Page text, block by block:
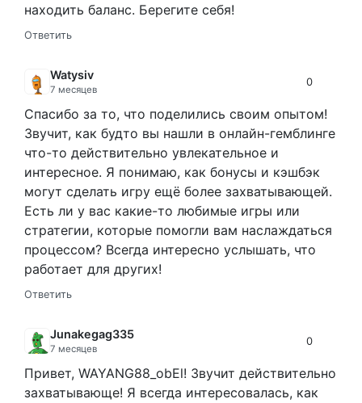
находить баланс. Берегите себя!
Ответить
Watysiv
7 месяцев
0
Спасибо за то, что поделились своим опытом!
Звучит, как будто вы нашли в онлайн-гемблинге
что-то действительно увлекательное и
интересное. Я понимаю, как бонусы и кэшбэк
могут сделать игру ещё более захватывающей.
Есть ли у вас какие-то любимые игры или
стратегии, которые помогли вам наслаждаться
процессом? Всегда интересно услышать, что
работает для других!
Ответить
Junakegag335
7 месяцев
0
Привет, WAYANG88_obEl! Звучит действительно
захватывающе! Я всегда интересовалась, как